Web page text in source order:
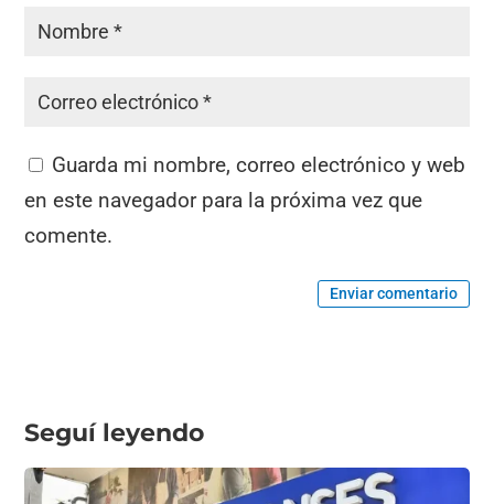
Guarda mi nombre, correo electrónico y web
en este navegador para la próxima vez que
comente.
Enviar comentario
Seguí leyendo